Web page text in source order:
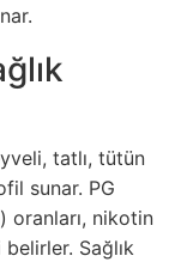
tatlı, tütün
sunar. PG
oranları, nikotin
Sağlık